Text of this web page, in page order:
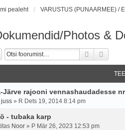
pealeht VARUSTUS (PUNAARMEE) /
Photos &
Otsi
Järve rajooni vennashaudadesse
juss » R Dets 19, 2014 8:14 pm
- tubaka karp
Noor » P Mär 26, 2023 12:53 pm